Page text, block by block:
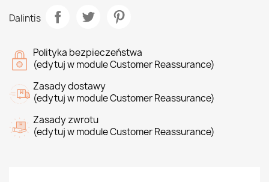
Dalintis
Polityka bezpieczeństwa
(edytuj w module Customer Reassurance)
Zasady dostawy
(edytuj w module Customer Reassurance)
Zasady zwrotu
(edytuj w module Customer Reassurance)